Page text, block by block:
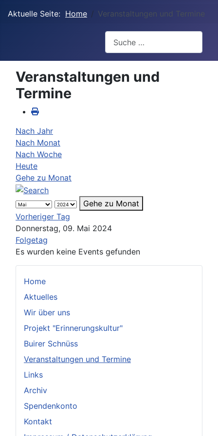
Aktuelle Seite: Home Veranstaltungen und Termine
Home
Aktuelles
Wir über uns
Projekt "Erinnerungskultur"
Buirer Schnüss
Veranstaltungen und Termine
Links
Archiv
Spendenkonto
Kontakt
Veranstaltungen und
Termine
Nach Jahr
Nach Monat
Nach Woche
Heute
Gehe zu Monat
Gehe zu Monat
Vorheriger Tag
Donnerstag, 09. Mai 2024
Folgetag
Es wurden keine Events gefunden